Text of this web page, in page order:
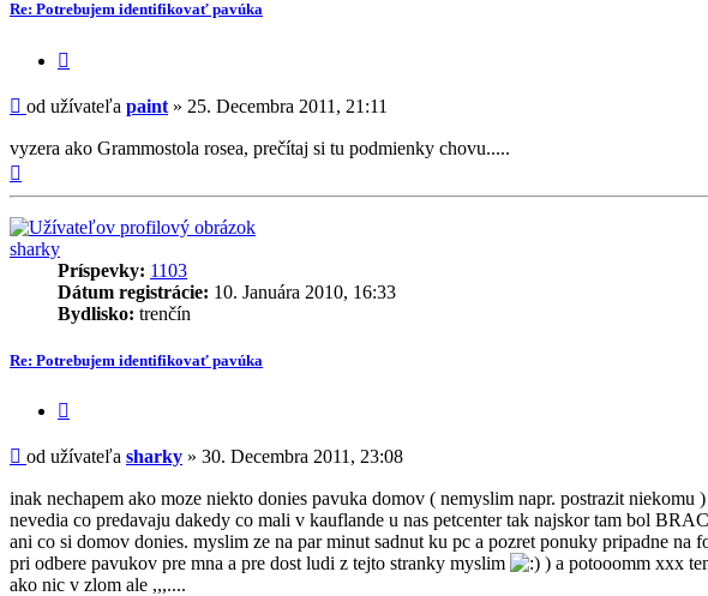
Re: Potrebujem identifikovať pavúka
Príspevok
od užívateľa paint » 25. Decembra 2011, 21:11
vyzera ako Grammostola rosea, prečítaj si tu podmienky chovu.....
sharky
Príspevky: 1103
Dátum registrácie: 10. Januára 2010, 16:33
Bydlisko: trenčín
Re: Potrebujem identifikovať pavúka
Príspevok
od užívateľa sharky » 30. Decembra 2011, 23:08
inak nechapem ako moze niekto donies pavuka domov ( nemyslim napr. postrazit
nevedia co predavaju dakedy co mali v kauflande u nas petcenter tak najskor tam bol
ani co si domov donies. myslim ze na par minut sadnut ku pc a pozret ponuky pripadne
pri odbere pavukov pre mna a pre dost ludi z tejto stranky myslim
) a potooomm xxx
ako nic v zlom ale ,,,....